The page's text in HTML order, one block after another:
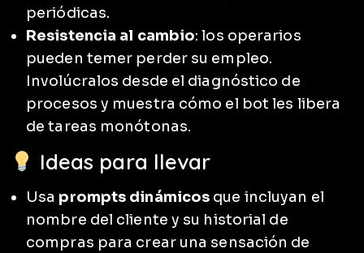
periódicas.
Resistencia al cambio: los operarios
pueden temer perder su empleo.
Involúcralos desde el diagnóstico de
procesos y muestra cómo el bot les libera
de tareas monótonas.
Ideas para llevar
Usa prompts dinámicos que incluyan el
nombre del cliente y su historial de
compras para crear una sensación de